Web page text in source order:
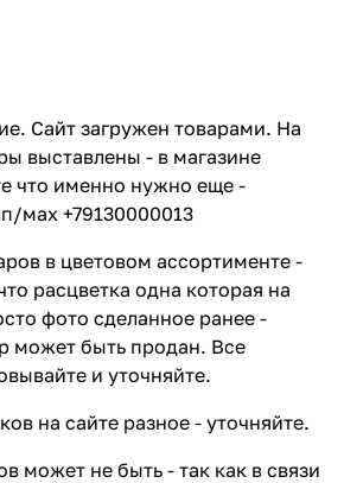
Сайт загружен товарами. На
выставлены - в магазине
что именно нужно еще -
мах +79130000013
в цветовом ассортименте -
расцветка одна которая на
фото сделанное ранее -
может быть продан. Все
и уточняйте.
на сайте разное - уточняйте.
может не быть - так как в связи